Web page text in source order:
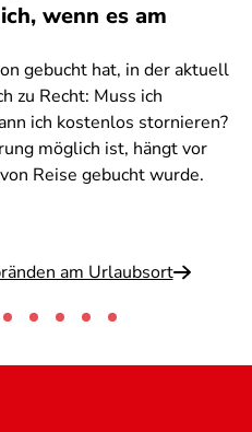
wenn es am
gebucht hat, in der aktuell
zu Recht: Muss ich
ich kostenlos stornieren?
möglich ist, hängt vor
Reise gebucht wurde.
am Urlaubsort